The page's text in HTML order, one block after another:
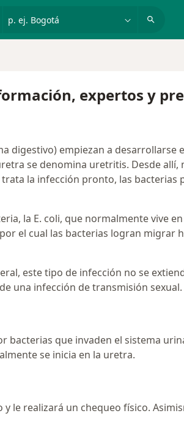
p. ej. Bogotá
expertos y
digestivo) empiezan a desarrollarse
se denomina uretritis. Desde allí,
la infección pronto, las
la E. coli, que normalmente vive
el cual las bacterias logran migrar
este tipo de infección no se
una infección de transmisión sexual.
bacterias que invaden el sistema
se inicia en la uretra.
le realizará un chequeo físico.